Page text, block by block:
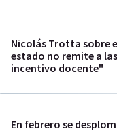
Nicolás Trotta sobre
estado no remite a
incentivo docente"
En febrero se